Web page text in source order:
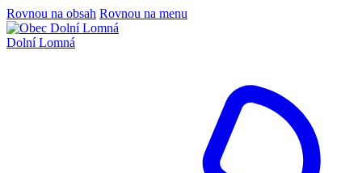
Rovnou na obsah Rovnou na menu
Dolní Lomná